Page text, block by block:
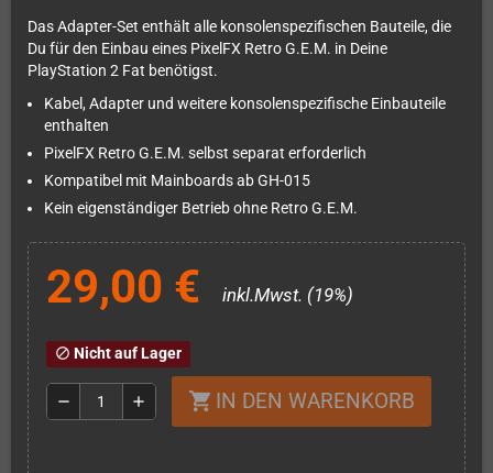
Das Adapter-Set enthält alle konsolenspezifischen Bauteile, die
Du für den Einbau eines PixelFX Retro G.E.M. in Deine
PlayStation 2 Fat benötigst.
Kabel, Adapter und weitere konsolenspezifische Einbauteile
enthalten
PixelFX Retro G.E.M. selbst separat erforderlich
Kompatibel mit Mainboards ab GH-015
Kein eigenständiger Betrieb ohne Retro G.E.M.
29,00 € inkl.Mwst. (19%)
block Nicht auf Lager
remove add shopping_cart IN DEN WARENKORB